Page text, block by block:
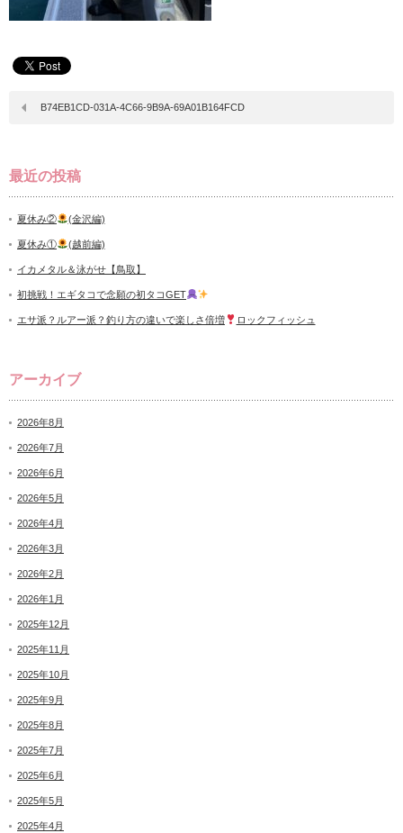
B74EB1CD-031A-4C66-9B9A-69A01B164FCD
最近の投稿
夏休み② (金沢編)
夏休み① (越前編)
イカメタル＆泳がせ【鳥取】
初挑戦！エギタコで念願の初タコGET
エサ派？ルアー派？釣り方の違いで楽しさ倍増 ロックフィッシュ
アーカイブ
2026年8月
2026年7月
2026年6月
2026年5月
2026年4月
2026年3月
2026年2月
2026年1月
2025年12月
2025年11月
2025年10月
2025年9月
2025年8月
2025年7月
2025年6月
2025年5月
2025年4月